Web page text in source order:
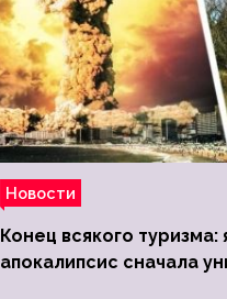
Новости
Конец всякого туризма:
апокалипсис сначала